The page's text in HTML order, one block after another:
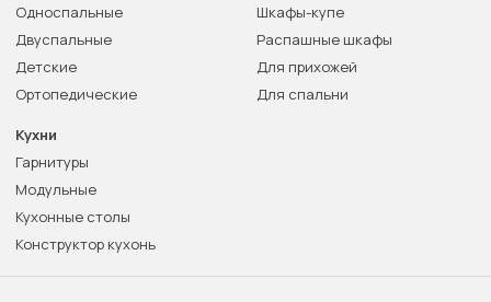
Односпальные
Двуспальные
Детские
Ортопедические
Шкафы-купе
Распашные шкафы
Для прихожей
Для спальни
Кухни
Гарнитуры
Модульные
Кухонные столы
Конструктор кухонь